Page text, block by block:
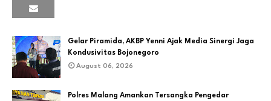
Gelar Piramida, AKBP Yenni Ajak Media Sinergi Jaga
Kondusivitas Bojonegoro
August 06, 2026
Polres Malang Amankan Tersangka Pengedar